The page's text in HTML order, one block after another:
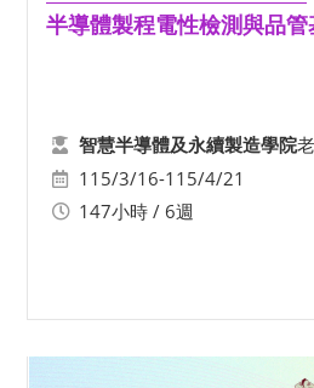
半導體製程電性檢測與品
智慧半導體及永續製造學院
115/3/16-115/4/21
147小時 / 6週